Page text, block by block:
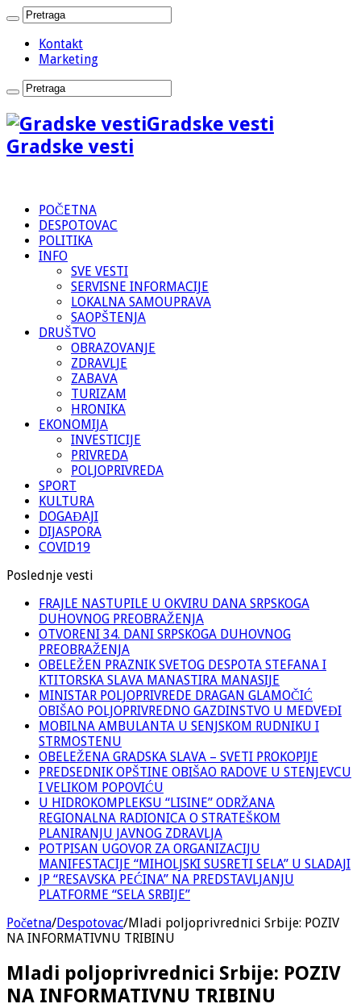
Kontakt
Marketing
Gradske vesti
Gradske vesti
POČETNA
DESPOTOVAC
POLITIKA
INFO
SVE VESTI
SERVISNE INFORMACIJE
LOKALNA SAMOUPRAVA
SAOPŠTENJA
DRUŠTVO
OBRAZOVANJE
ZDRAVLJE
ZABAVA
TURIZAM
HRONIKA
EKONOMIJA
INVESTICIJE
PRIVREDA
POLJOPRIVREDA
SPORT
KULTURA
DOGAĐAJI
DIJASPORA
COVID19
Poslednje vesti
FRAJLE NASTUPILE U OKVIRU DANA SRPSKOGA
DUHOVNOG PREOBRAŽENJA
OTVORENI 34. DANI SRPSKOGA DUHOVNOG
PREOBRAŽENJA
OBELEŽEN PRAZNIK SVETOG DESPOTA STEFANA I
KTITORSKA SLAVA MANASTIRA MANASIJE
MINISTAR POLJOPRIVREDE DRAGAN GLAMOČIĆ
OBIŠAO POLJOPRIVREDNO GAZDINSTVO U MEDVEĐI
MOBILNA AMBULANTA U SENJSKOM RUDNIKU I
STRMOSTENU
OBELEŽENA GRADSKA SLAVA – SVETI PROKOPIJE
PREDSEDNIK OPŠTINE OBIŠAO RADOVE U STENJEVCU
I VELIKOM POPOVIĆU
U HIDROKOMPLEKSU “LISINE” ODRŽANA
REGIONALNA RADIONICA O STRATEŠKOM
PLANIRANJU JAVNOG ZDRAVLJA
POTPISAN UGOVOR ZA ORGANIZACIJU
MANIFESTACIJE “MIHOLJSKI SUSRETI SELA” U SLADAJI
JP “RESAVSKA PEĆINA” NA PREDSTAVLJANJU
PLATFORME “SELA SRBIJE”
Početna/Despotovac/Mladi poljoprivrednici Srbije: POZIV
NA INFORMATIVNU TRIBINU
Mladi poljoprivrednici Srbije: POZIV
NA INFORMATIVNU TRIBINU